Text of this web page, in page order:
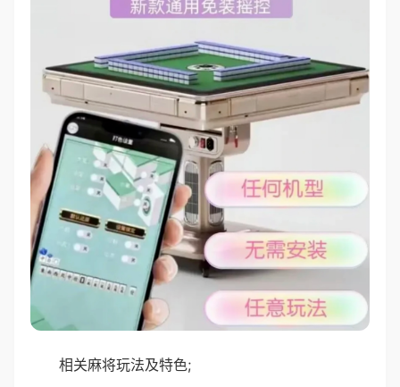
相关麻将玩法及特色;